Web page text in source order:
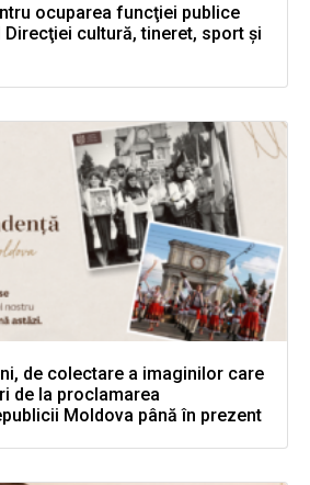
ocuparea funcţiei publice
cultură, tineret, sport şi
de colectare a imaginilor care
de la proclamarea
Moldova până în prezent